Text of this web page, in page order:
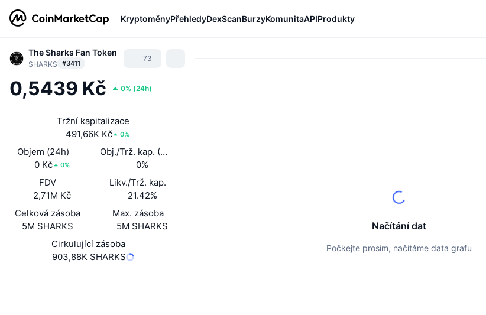
KryptoměnyPřehledyDexScanBurzyKomunitaAPIProdukty
The Sharks Fan Token
SHARKS #3411
73
0,5439 Kč 0% (24h)
Tržní kapitalizace
491,66K Kč
0%
Objem (24h)
0 Kč
0%
Obj./Trž. kap. (24 h)
0%
FDV
2,71M Kč
Likv./Trž. kap.
21.42%
Celková zásoba
5M SHARKS
Max. zásoba
5M SHARKS
Cirkulující zásoba
903,88K SHARKS
Načítání dat
Počkejte prosím, načítáme data grafu